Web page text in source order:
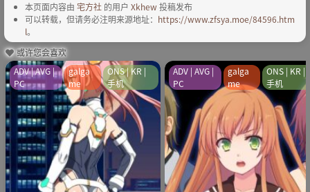
本页面内容由 宅方社 的用户 Xkhew投稿发布
可以转载，但请务必注明来源地址： https://www.zfsya.moe/84596.htm
l。
或许您会喜欢
ADV | AVG |
PC
galga
me
ONS | KR |
手机
ADV | AVG |
PC
galga
me
ONS | KR |
手机